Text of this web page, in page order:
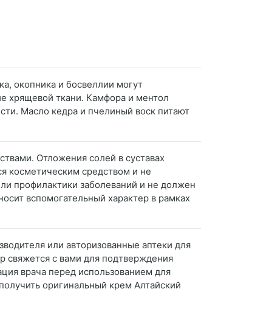
окопника и босвеллии могут
хрящевой ткани. Камфора и ментол
Масло кедра и пчелиный воск питают
Отложения солей в суставах
косметическим средством и не
профилактики заболеваний и не должен
вспомогательный характер в рамках
или авторизованные аптеки для
свяжется с вами для подтверждения
врача перед использованием для
оригинальный крем Алтайский